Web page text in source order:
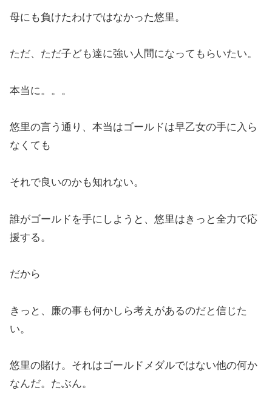
母にも負けたわけではなかった悠里。
ただ、ただ子ども達に強い人間になってもらいたい。
本当に。。。
悠里の言う通り、本当はゴールドは早乙女の手に入ら
なくても
それで良いのかも知れない。
誰がゴールドを手にしようと、悠里はきっと全力で応
援する。
だから
きっと、廉の事も何かしら考えがあるのだと信じた
い。
悠里の賭け。それはゴールドメダルではない他の何か
なんだ。たぶん。